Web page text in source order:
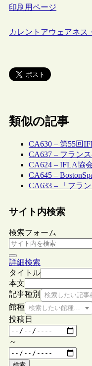
印刷用ページ
カレントアウェアネス
類似の記事
CA630 – 第55回
CA637 – フラン
CA624 – IFLA協
CA645 –
CA633 – 「フラ
サイト内検索
検索フォーム
詳細検索
タイトル
本文
記事種別
検索したい記事
館種 検索したい館種を選
投稿日
～